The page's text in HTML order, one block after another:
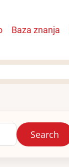
Baza znanja